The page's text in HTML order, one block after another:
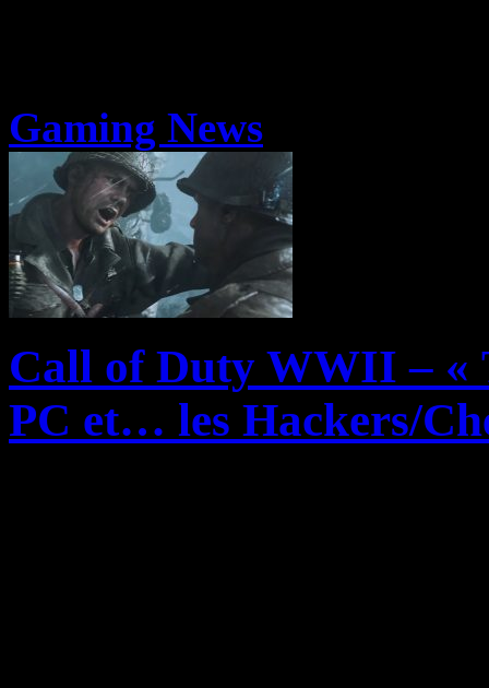
Gaming News
Call of Duty WWII – «
PC et… les Hackers/